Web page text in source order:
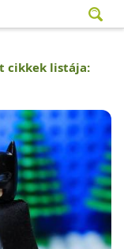
cikkek listája: